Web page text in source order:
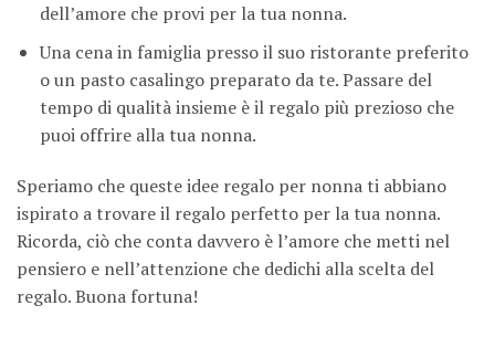
dell’amore che provi per la tua nonna.
Una cena in famiglia presso il suo ristorante preferito
o un pasto casalingo preparato da te. Passare del
tempo di qualità insieme è il regalo più prezioso che
puoi offrire alla tua nonna.
Speriamo che queste idee regalo per nonna ti abbiano
ispirato a trovare il regalo perfetto per la tua nonna.
Ricorda, ciò che conta davvero è l’amore che metti nel
pensiero e nell’attenzione che dedichi alla scelta del
regalo. Buona fortuna!